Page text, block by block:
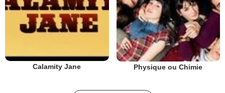
Calamity Jane Physique ou Chimie